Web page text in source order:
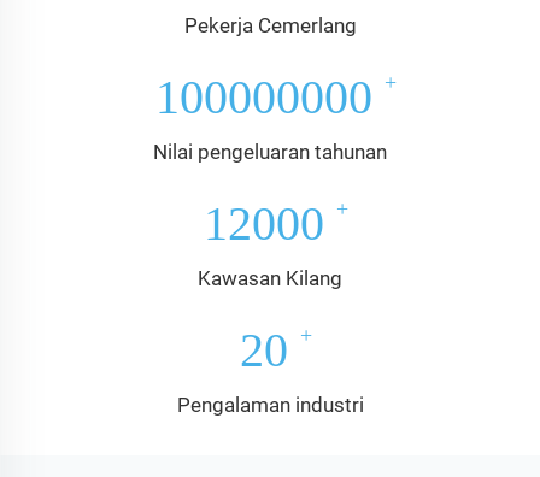
Pekerja Cemerlang
100000000
Nilai pengeluaran tahunan
12000
Kawasan Kilang
20
Pengalaman industri